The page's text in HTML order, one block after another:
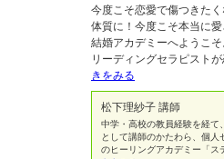
今度こそ恋愛で傷つきた
体質に！今度こそ本当に
結婚アカデミーへようこ
リーディングセラピスト
きをみる
松下理紗子 講師
中学・高校の教員経験を経て
として講師のかたわら、個人
のヒーリングアカデミー「ス